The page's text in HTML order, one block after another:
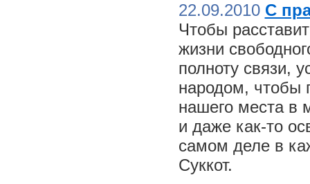
22.09.2010 С
Чтобы
жизни
полноту связи,
народом, чтобы
нашего места в
и даже как-то
самом деле в
Суккот.